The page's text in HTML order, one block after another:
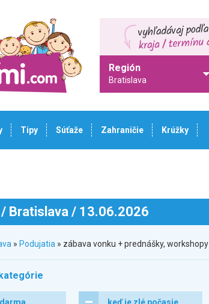
Región
Bratislava
Tipy Súťaže Zahraničie Krúžky
/ Bratislava / 13.06.2026
» Podujatia » zábava vonku + prednášky, workshopy